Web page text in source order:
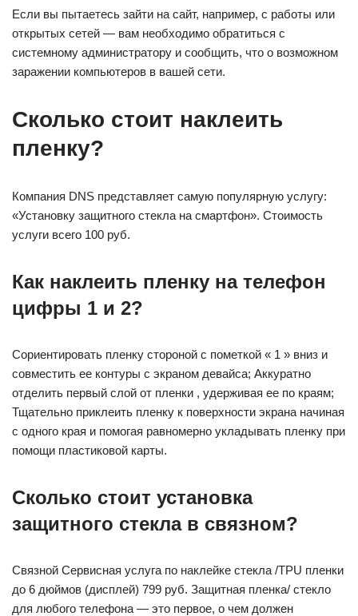
Если вы пытаетесь зайти на сайт, например, с работы или
открытых сетей — вам необходимо обратиться с
системному администратору и сообщить, что о возможном
заражении компьютеров в вашей сети.
Сколько стоит наклеить
пленку?
Компания DNS представляет самую популярную услугу:
«Установку защитного стекла на смартфон». Стоимость
услуги всего 100 руб.
Как наклеить пленку на телефон
цифры 1 и 2?
Сориентировать пленку стороной с пометкой « 1 » вниз и
совместить ее контуры с экраном девайса; Аккуратно
отделить первый слой от пленки , удерживая ее по краям;
Тщательно приклеить пленку к поверхности экрана начиная
с одного края и помогая равномерно укладывать пленку при
помощи пластиковой карты.
Сколько стоит установка
защитного стекла в связном?
Связной Сервисная услуга по наклейке стекла /TPU пленки
до 6 дюймов (дисплей) 799 руб. Защитная пленка/ стекло
для любого телефона — это первое, о чем должен